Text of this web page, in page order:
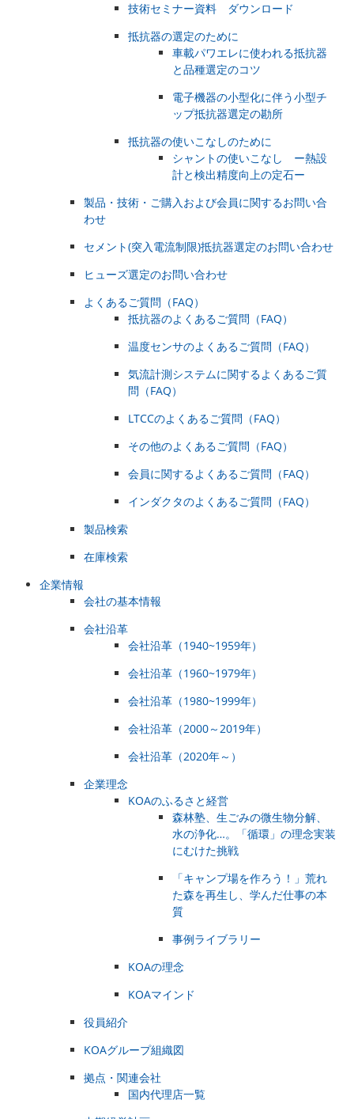
技術セミナー資料 ダウンロード
抵抗器の選定のために
車載パワエレに使われる抵抗器
と品種選定のコツ
電子機器の小型化に伴う小型チ
ップ抵抗器選定の勘所​
抵抗器の使いこなしのために
シャントの使いこなし ー熱設
計と検出精度向上の定石ー
製品・技術・ご購入および会員に関するお問い合
わせ
セメント(突入電流制限)抵抗器選定のお問い合わせ
ヒューズ選定のお問い合わせ
よくあるご質問（FAQ）
抵抗器のよくあるご質問（FAQ）
温度センサのよくあるご質問（FAQ）
気流計測システムに関するよくあるご質
問（FAQ）
LTCCのよくあるご質問（FAQ）
その他のよくあるご質問（FAQ）
会員に関するよくあるご質問（FAQ）
インダクタのよくあるご質問（FAQ）
製品検索
在庫検索
企業情報
会社の基本情報
会社沿革
会社沿革（1940~1959年）
会社沿革（1960~1979年）
会社沿革（1980~1999年）
会社沿革（2000～2019年）
会社沿革（2020年～）
企業理念
KOAのふるさと経営
森林塾、生ごみの微生物分解、
水の浄化…。「循環」の理念実装
にむけた挑戦
「キャンプ場を作ろう！」荒れ
た森を再生し、学んだ仕事の本
質
事例ライブラリー
KOAの理念
KOAマインド
役員紹介
KOAグループ組織図
拠点・関連会社
国内代理店一覧